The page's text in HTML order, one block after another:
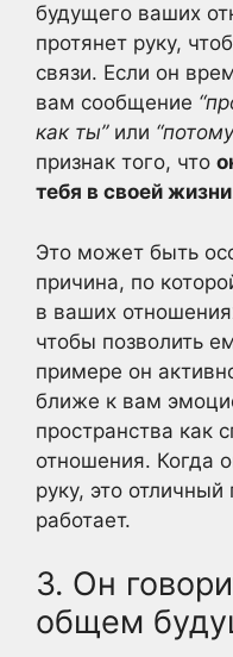
будущего ваших
протянет руку,
связи. Если он
вам сообщение
как ты”или
признак того, что
тебя в своей жизни
Это может быть
причина, по
в ваших
чтобы позволить
примере он
ближе к вам
пространства как
отношения. Когда
руку, это отличный
работает.
3. Он
общем